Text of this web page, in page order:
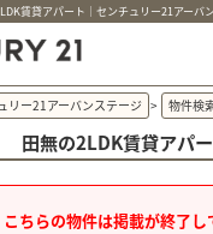
賃貸アパート｜センチュリー21アーバ
リー21アーバンステージ > 物件検
田無の2LDK賃貸アパ
こちらの物件は掲載が終了し